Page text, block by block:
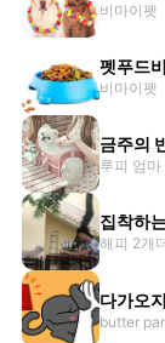
비마이펫
펫푸드
비마이펫
금주의
루피 엄마
집착하
해피 2개
다가오
butter